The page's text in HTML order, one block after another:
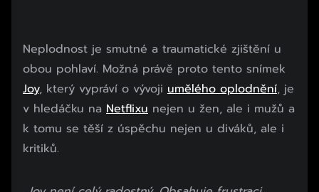
Neplodnost je smutné a traumatické zjištění u
obou pohlaví. Možná právě proto tento snímek
Joy, který vypráví o vývoji umělého oplodnění, je
v hledáčku na Netflixu nejen u žen, ale i mužů a
k tomu se těší z úspěchu nejen u diváků, ale i
kritiků.